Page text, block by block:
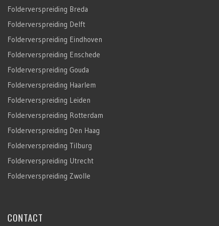
Folderverspreiding Breda
Folderverspreiding Delft
Folderverspreiding Eindhoven
Folderverspreiding Enschede
Folderverspreiding Gouda
Folderverspreiding Haarlem
Folderverspreiding Leiden
Folderverspreiding Rotterdam
Folderverspreiding Den Haag
Folderverspreiding Tilburg
Folderverspreiding Utrecht
Folderverspreiding Zwolle
CONTACT